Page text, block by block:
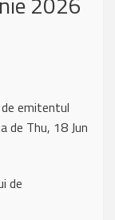
emitentul
de Thu, 18 Jun
de